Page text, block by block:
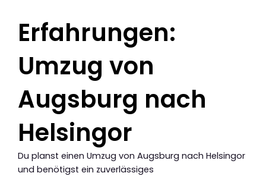
Erfahrungen:
Umzug von
Augsburg nach
Helsingor
Du planst einen Umzug von Augsburg nach Helsingor
und benötigst ein zuverlässiges